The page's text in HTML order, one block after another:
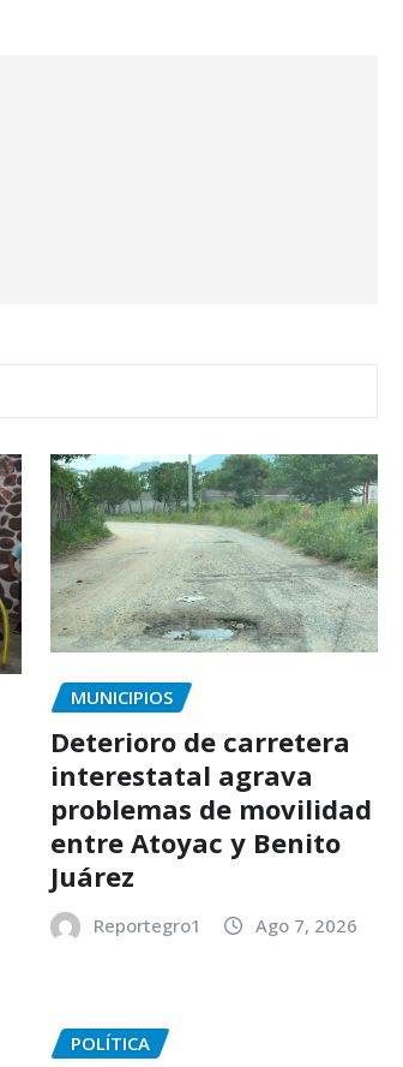
MUNICIPIOS
Deterioro de carretera
interestatal agrava
problemas de movilidad
entre Atoyac y Benito
Juárez
Reportegro1 Ago 7, 2026
POLÍTICA